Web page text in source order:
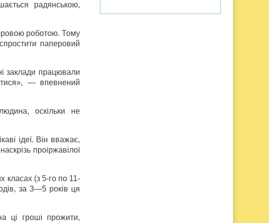
радянською,
роботою. Тому
паперовий
заклади працювали
— впевнений
оскільки не
ідеї. Він вважає,
проіржавілої
класах (з 5-го по 11-
за 3—5 років ця
ці гроші прожити,